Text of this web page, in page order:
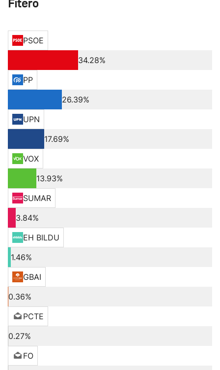
Fitero
PSOE
34.28%
PP
26.39%
UPN
17.69%
VOX
13.93%
SUMAR
3.84%
EH BILDU
1.46%
GBAI
0.36%
PCTE
0.27%
FO